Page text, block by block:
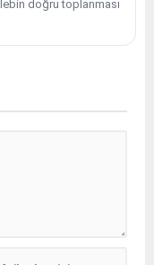
doğru toplanması